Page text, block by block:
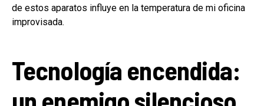
de estos aparatos influye en la temperatura de mi oficina
improvisada.
Tecnología encendida: